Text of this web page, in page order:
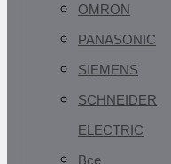
OMRON
PANASONIC
SIEMENS
SCHNEIDER
ELECTRIC
Все